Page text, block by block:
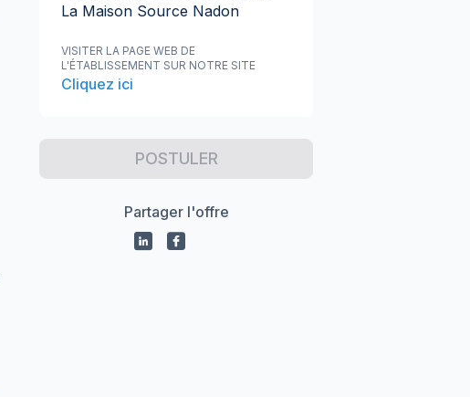
La Maison Source Nadon
VISITER LA PAGE WEB DE
L'ÉTABLISSEMENT SUR NOTRE SITE
Cliquez ici
POSTULER
Partager l'offre